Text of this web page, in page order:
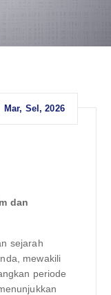
Mar, Sel, 2026
dan
sejarah
mewakili
periode